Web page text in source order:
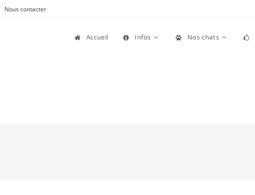
Nous contacter
Accueil Infos Nos chats